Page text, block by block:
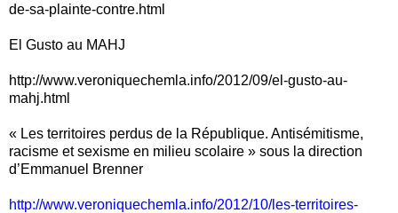
de-sa-plainte-contre.html
El Gusto au MAHJ
http://www.veroniquechemla.info/2012/09/el-gusto-au-
mahj.html
« Les territoires perdus de la République. Antisémitisme,
racisme et sexisme en milieu scolaire » sous la direction
d’Emmanuel Brenner
http://www.veroniquechemla.info/2012/10/les-territoires-